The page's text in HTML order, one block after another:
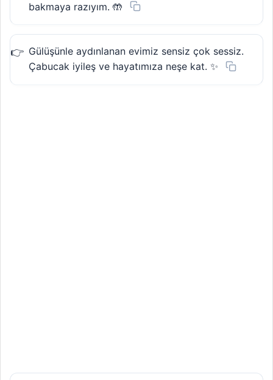
bakmaya razıyım. 🤲
Gülüşünle aydınlanan evimiz sensiz çok sessiz.
Çabucak iyileş ve hayatımıza neşe kat. ✨